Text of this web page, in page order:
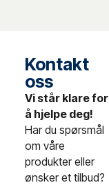
Kontakt
oss
Vi står klare for
å hjelpe deg!
Har du spørsmål
om våre
produkter eller
ønsker et tilbud?